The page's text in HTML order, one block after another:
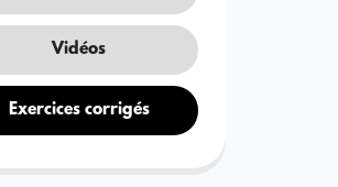
Vidéos
Exercices corrigés